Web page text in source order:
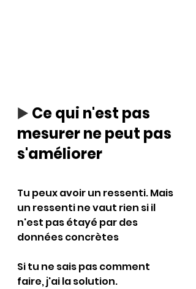
▶️ Ce qui n'est pas
mesurer ne peut pas
s'améliorer
Tu peux avoir un ressenti. Mais
un ressenti ne vaut rien si il
n'est pas étayé par des
données concrètes
Si tu ne sais pas comment
faire, j'ai la solution.